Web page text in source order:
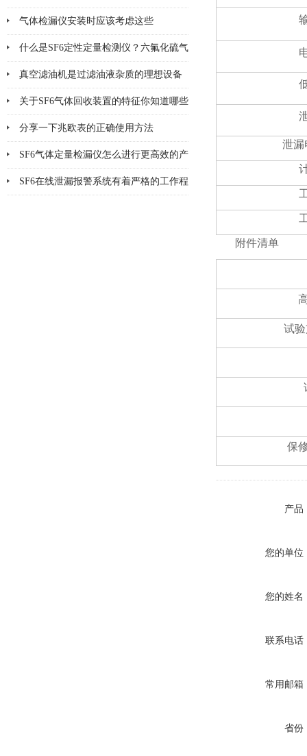
该注意哪几点小问题
气体检漏仪安装时应该考虑这些
什么是SF6定性定量检测仪？六氟化硫气
体检测设备
真空滤油机是过滤油液杂质的理想设备
关于SF6气体回收装置的特征你知道哪些
分享一下兆欧表的正确使用方法
SF6气体定量检漏仪怎么进行更高效的产
品检漏?
SF6在线泄漏报警系统有着严格的工作程
泄漏
附件清单
试
保
产品
您的单位
您的姓名
联系电话
常用邮箱
省份